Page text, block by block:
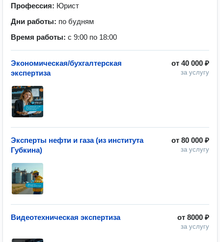
Профессия: Юрист
Дни работы: по будням
Время работы: с 9:00 по 18:00
от 40 000 ₽
за услугу
Экономическая/бухгалтерская
экспертиза
от 80 000 ₽
за услугу
Эксперты нефти и газа (из института
Губкина)
от 8000 ₽
за услугу
Видеотехническая экспертиза